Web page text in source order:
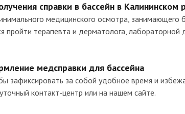
справки в бассейн в Калининском
медицинского осмотра, занимающего
пройти терапевта и дерматолога, лабораторной
медсправки для бассейна
зафиксировать за собой удобное время и
контакт-центр или на нашем сайте.